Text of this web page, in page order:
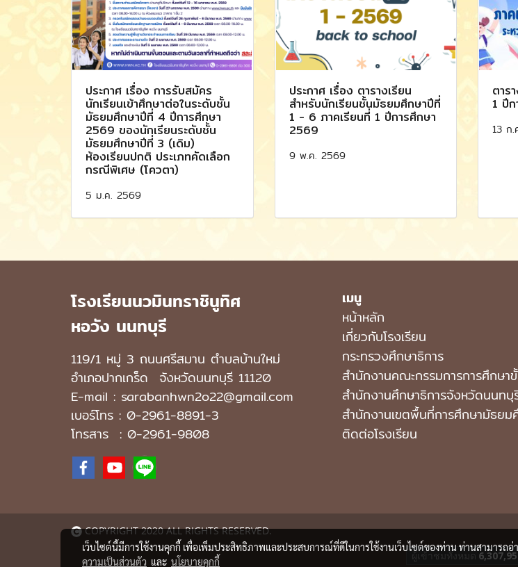
ประกาศ เรื่อง การรับสมัคร
นักเรียนเข้าศึกษาต่อในระดับชั้น
มัธยมศึกษาปีที่ 4 ปีการศึกษา
2569 ของนักเรียนระดับชั้น
มัธยมศึกษาปีที่ 3 (เดิม)
ห้องเรียนปกติ ประเภทคัดเลือก
กรณีพิเศษ (โควตา)
5 ม.ค. 2569
ประกาศ เรื่อง ตารางเรียน
สำหรับนักเรียนชั้นมัธยมศึกษาปีที่
1 - 6 ภาคเรียนที่ 1 ปีการศึกษา
2569
9 พ.ค. 2569
ตาร
1 ปี
13 ก
โรงเรียนนวมินทราชินูทิศ
หอวัง นนทบุรี
119/1 หมู่ 3 ถนนศรีสมาน ตำบลบ้านใหม่
อำเภอปากเกร็ด จังหวัดนนทบุรี 11120
E-mail : sarabanhwn2o22@gmail.com
เบอร์โทร : 0-2961-8891-3
โทรสาร : 0-2961-9808
เมนู
หน้าหลัก
เกี่ยวกับโรงเรียน
กระทรวงศึกษาธิการ
สำนักงานคณะกรรมการการศึกษา
สำนักงานศึกษาธิการจังหวัดนนทบุ
สํานักงานเขตพื้นที่การศึกษามัธย
ติดต่อโรงเรียน
COPYRIGHT 2020 ALL RIGHTS RESERVED.
ผู้เข้าชมวันนี้
เว็บไซต์นี้มีการใช้งานคุกกี้ เพื่อเพิ่มประสิทธิภาพและประสบการณ์ที่ดีในการใช้งานเว็บไซต์ของท่าน ท่านสามารถอ่
ความเป็นส่วนตัว และ นโยบายคุกกี้